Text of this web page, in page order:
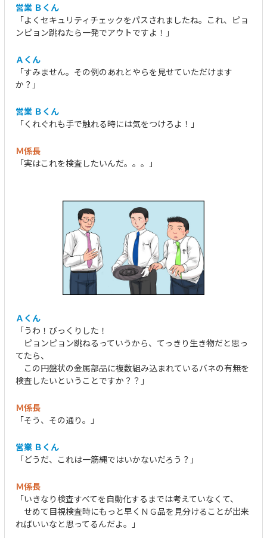
営業 Ｂくん
「よくセキュリティチェックをパスされましたね。これ、ピョ
ンピョン跳ねたら一発でアウトですよ！」
Ａくん
「すみません。その例のあれとやらを見せていただけます
か？」
営業 Ｂくん
「くれぐれも手で触れる時には気をつけろよ！」
Ｍ係長
「実はこれを検査したいんだ。。。」
Ａくん
「うわ！びっくりした！
ピョンピョン跳ねるっていうから、てっきり生き物だと思っ
てたら、
この円盤状の金属部品に複数組み込まれているバネの有無を
検査したいということですか？？」
Ｍ係長
「そう、その通り。」
営業 Ｂくん
「どうだ、これは一筋縄ではいかないだろう？」
Ｍ係長
「いきなり検査すべてを自動化するまでは考えていなくて、
せめて目視検査時にもっと早くＮＧ品を見分けることが出来
ればいいなと思ってるんだよ。」